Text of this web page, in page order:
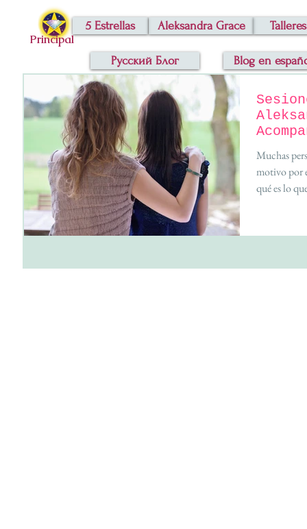
5 Estrellas
Principal
Aleksandra Grace Talleres
Русский Блог Blog en
Muchas
motivo por
qué es lo